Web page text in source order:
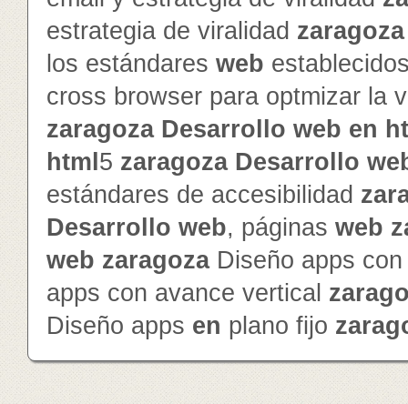
estrategia de viralidad zaragoza
los estándares web
cross browser para optmizar la
zaragoza Desarrollo web en
html 5 zaragoza Desarrollo
estándares de accesibilidad
Desarrollo web, páginas web
web zaragozaDiseño apps
apps con avance vertical
Diseño apps en plano fijo